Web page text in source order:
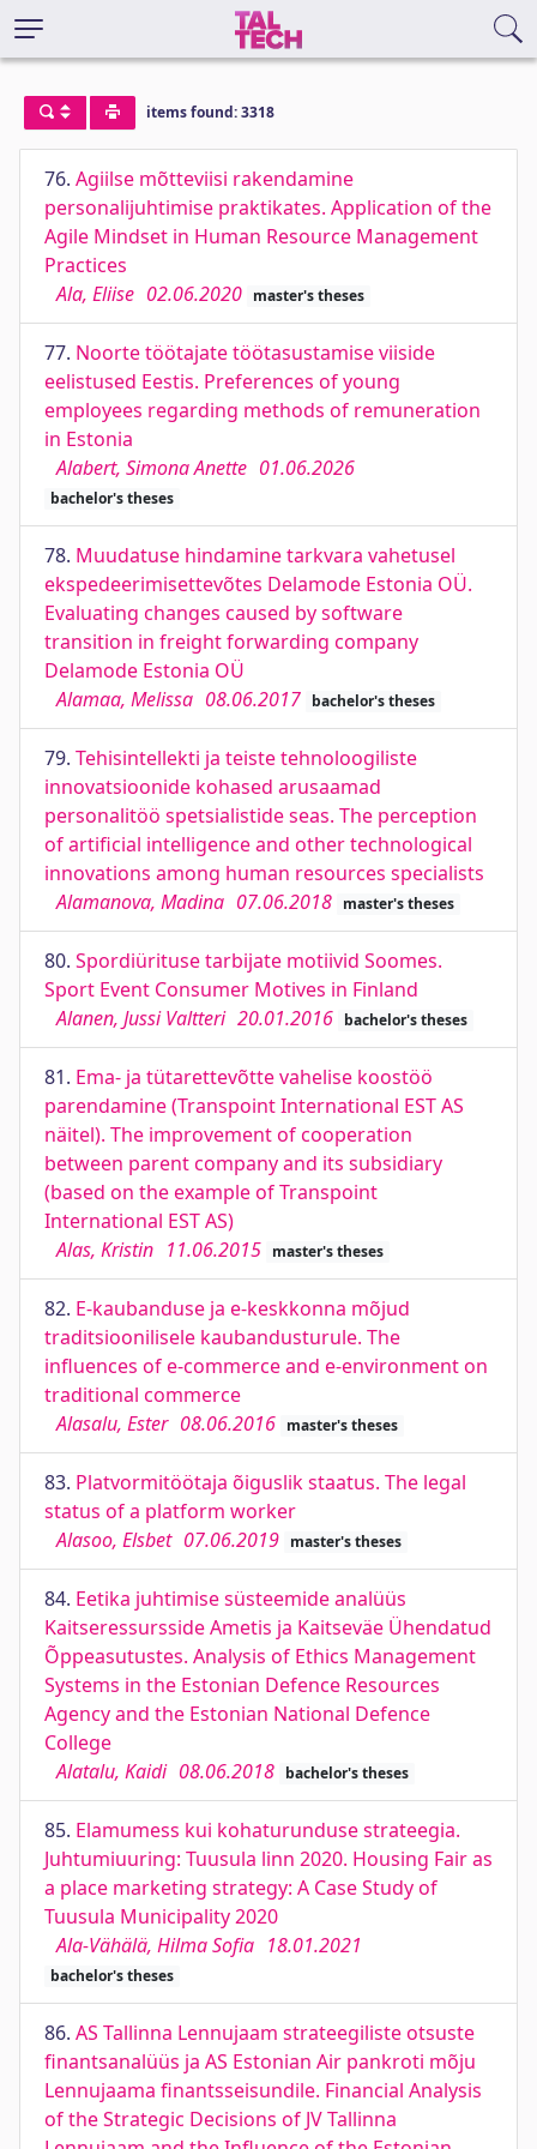
items found: 3318
76. Agiilse mõtteviisi rakendamine
personalijuhtimise praktikates. Application of the
Agile Mindset in Human Resource Management
Practices
Ala, Eliise 02.06.2020 master's theses
77. Noorte töötajate töötasustamise viiside
eelistused Eestis. Preferences of young
employees regarding methods of remuneration
in Estonia
Alabert, Simona Anette 01.06.2026
bachelor's theses
78. Muudatuse hindamine tarkvara vahetusel
ekspedeerimisettevõtes Delamode Estonia OÜ.
Evaluating changes caused by software
transition in freight forwarding company
Delamode Estonia OÜ
Alamaa, Melissa 08.06.2017 bachelor's theses
79. Tehisintellekti ja teiste tehnoloogiliste
innovatsioonide kohased arusaamad
personalitöö spetsialistide seas. The perception
of artificial intelligence and other technological
innovations among human resources specialists
Alamanova, Madina 07.06.2018 master's theses
80. Spordiürituse tarbijate motiivid Soomes.
Sport Event Consumer Motives in Finland
Alanen, Jussi Valtteri 20.01.2016 bachelor's theses
81. Ema- ja tütarettevõtte vahelise koostöö
parendamine (Transpoint International EST AS
näitel). The improvement of cooperation
between parent company and its subsidiary
(based on the example of Transpoint
International EST AS)
Alas, Kristin 11.06.2015 master's theses
82. E-kaubanduse ja e-keskkonna mõjud
traditsioonilisele kaubandusturule. The
influences of e-commerce and e-environment on
traditional commerce
Alasalu, Ester 08.06.2016 master's theses
83. Platvormitöötaja õiguslik staatus. The legal
status of a platform worker
Alasoo, Elsbet 07.06.2019 master's theses
84. Eetika juhtimise süsteemide analüüs
Kaitseressursside Ametis ja Kaitseväe Ühendatud
Õppeasutustes. Analysis of Ethics Management
Systems in the Estonian Defence Resources
Agency and the Estonian National Defence
College
Alatalu, Kaidi 08.06.2018 bachelor's theses
85. Elamumess kui kohaturunduse strateegia.
Juhtumiuuring: Tuusula linn 2020. Housing Fair as
a place marketing strategy: A Case Study of
Tuusula Municipality 2020
Ala-Vähälä, Hilma Sofia 18.01.2021
bachelor's theses
86. AS Tallinna Lennujaam strateegiliste otsuste
finantsanalüüs ja AS Estonian Air pankroti mõju
Lennujaama finantsseisundile. Financial Analysis
of the Strategic Decisions of JV Tallinna